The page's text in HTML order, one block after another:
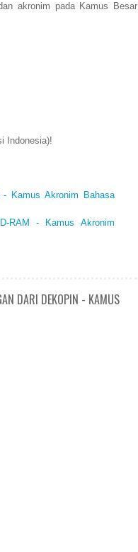
akronim pada Kamus Besar
Indonesia)!
Kamus Akronim Bahasa
RAM - Kamus Akronim
DARI DEKOPIN - KAMUS